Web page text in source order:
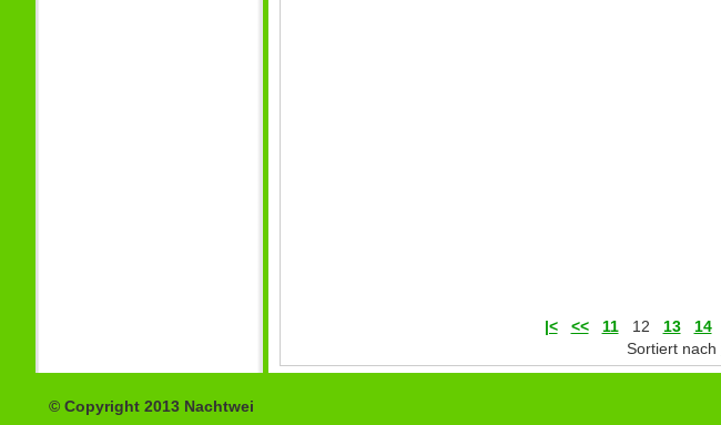
|< << 11 12 13 14
Sortiert nach
© Copyright 2013 Nachtwei